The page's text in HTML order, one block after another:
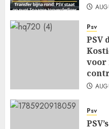
Psv
PSV
voor
Psv